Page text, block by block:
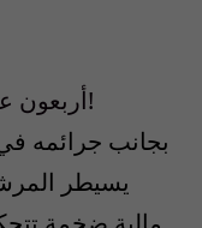
أربعون عاماً من الفساد ونهب المال العام!
بجانب جرائمه
يسيطر